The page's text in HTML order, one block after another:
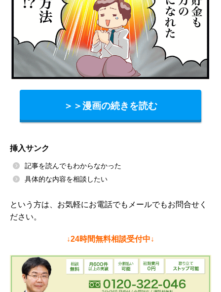
＞＞漫画の続きを読む
挿入サンク
記事を読んでもわからなかった
具体的な内容を相談したい
という方は、お気軽にお電話でもメールでもお問合せく
ださい。
↓24時間無料相談受付中↓